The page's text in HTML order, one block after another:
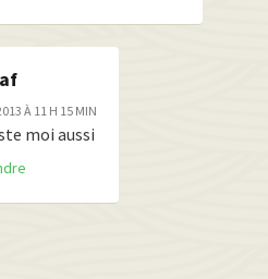
À 11 H 15 MIN
moi aussi